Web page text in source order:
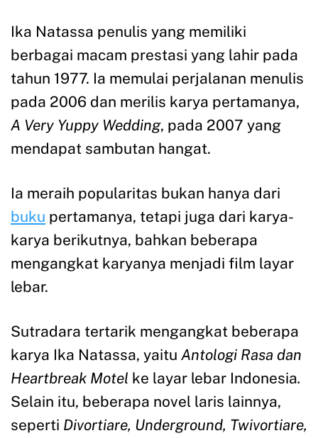
Ika Natassa penulis yang memiliki
berbagai macam prestasi yang lahir pada
tahun 1977. Ia memulai perjalanan menulis
pada 2006 dan merilis karya pertamanya,
A Very Yuppy Wedding, pada 2007 yang
mendapat sambutan hangat.
Ia meraih popularitas bukan hanya dari
buku pertamanya, tetapi juga dari karya-
karya berikutnya, bahkan beberapa
mengangkat karyanya menjadi film layar
lebar.
Sutradara tertarik mengangkat beberapa
karya Ika Natassa, yaitu Antologi Rasa dan
Heartbreak Motel ke layar lebar Indonesia.
Selain itu, beberapa novel laris lainnya,
seperti Divortiare, Underground, Twivortiare,